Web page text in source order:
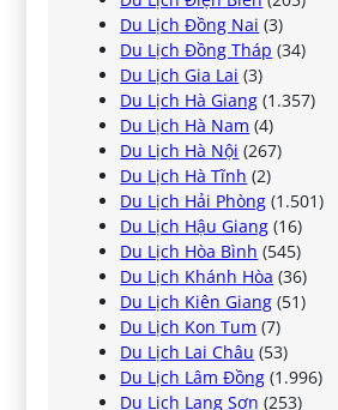
Du Lịch Đồng Nai (3)
Du Lịch Đồng Tháp (34)
Du Lịch Gia Lai (3)
Du Lịch Hà Giang (1.357)
Du Lịch Hà Nam (4)
Du Lịch Hà Nội (267)
Du Lịch Hà Tĩnh (2)
Du Lịch Hải Phòng (1.501)
Du Lịch Hậu Giang (16)
Du Lịch Hòa Bình (545)
Du Lịch Khánh Hòa (36)
Du Lịch Kiên Giang (51)
Du Lịch Kon Tum (7)
Du Lịch Lai Châu (53)
Du Lịch Lâm Đồng (1.996)
Du Lịch Lạng Sơn (253)